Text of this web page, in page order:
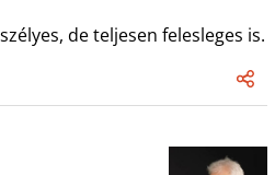
de teljesen felesleges is.